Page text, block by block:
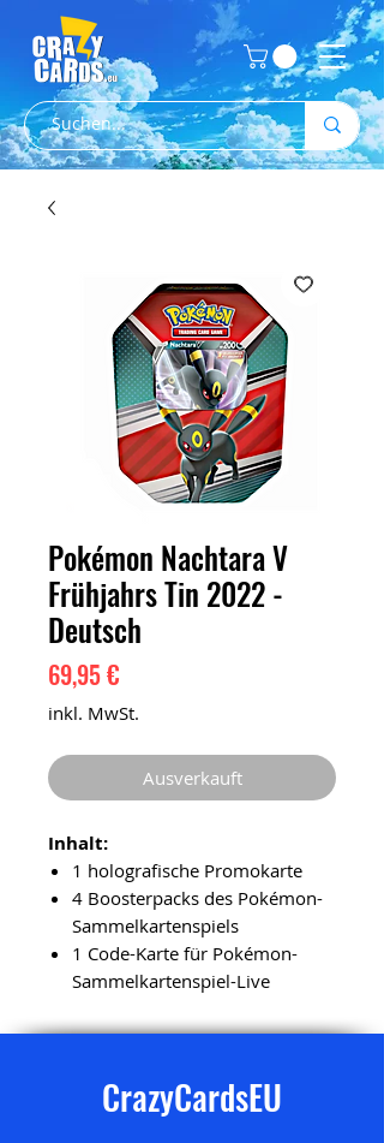
Pokémon Nachtara V
Frühjahrs Tin 2022 -
Deutsch
69,95 €
inkl. MwSt.
Ausverkauft
Inhalt:
1 holografische Promokarte
4 Boosterpacks des Pokémon-
Sammelkartenspiels
1 Code-Karte für Pokémon-
Sammelkartenspiel-Live
CrazyCardsEU